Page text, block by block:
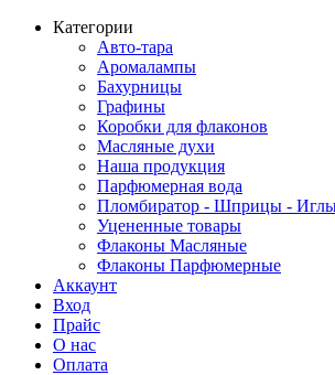
Категории
Авто-тара
Аромалампы
Бахурницы
Графины
Коробки для флаконов
Масляные духи
Наша продукция
Парфюмерная вода
Пломбиратор - Шприцы -
Уцененные товары
Флаконы Масляные
Флаконы Парфюмерные
Аккаунт
Вход
Прайс
О нас
Оплата